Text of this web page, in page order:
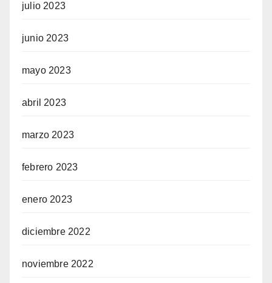
julio 2023
junio 2023
mayo 2023
abril 2023
marzo 2023
febrero 2023
enero 2023
diciembre 2022
noviembre 2022